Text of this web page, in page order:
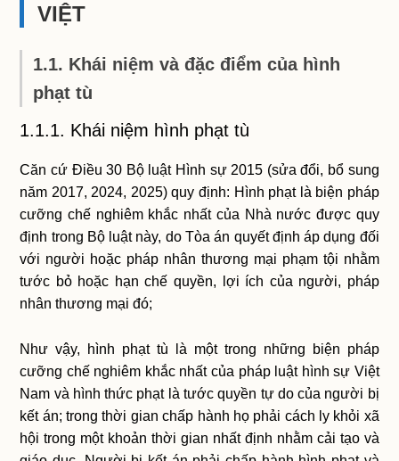
VIỆT
1.1. Khái niệm và đặc điểm của hình
phạt tù
1.1.1. Khái niệm hình phạt tù
Căn cứ Điều 30 Bộ luật Hình sự 2015 (sửa đổi, bổ sung
năm 2017, 2024, 2025) quy định: Hình phạt là biện pháp
cưỡng chế nghiêm khắc nhất của Nhà nước được quy
định trong Bộ luật này, do Tòa án quyết định áp dụng đối
với người hoặc pháp nhân thương mại phạm tội nhằm
tước bỏ hoặc hạn chế quyền, lợi ích của người, pháp
nhân thương mại đó;
Như vậy, hình phạt tù là một trong những biện pháp
cưỡng chế nghiêm khắc nhất của pháp luật hình sự Việt
Nam và hình thức phạt là tước quyền tự do của người bị
kết án; trong thời gian chấp hành họ phải cách ly khỏi xã
hội trong một khoản thời gian nhất định nhằm cải tạo và